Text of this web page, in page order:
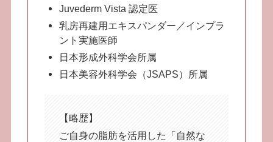
Juvederm Vista 認定医
乳房再建用エキスパンダー／インプラ
ント実施医師
日本形成外科学会所属
日本美容外科学会（JSAPS）所属
【略歴】
ご自身の脂肪を活用した「自然な